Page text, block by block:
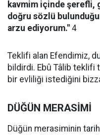
kavmim içinde şerefli,
doğru sözlü
arzu ediyorum." 4
Teklifi alan Efendimiz,
bildirdi. Ebû Tâlib teklifi
bir evliliği istediğini
DÜĞÜN MERASİMİ
Düğün merasiminin